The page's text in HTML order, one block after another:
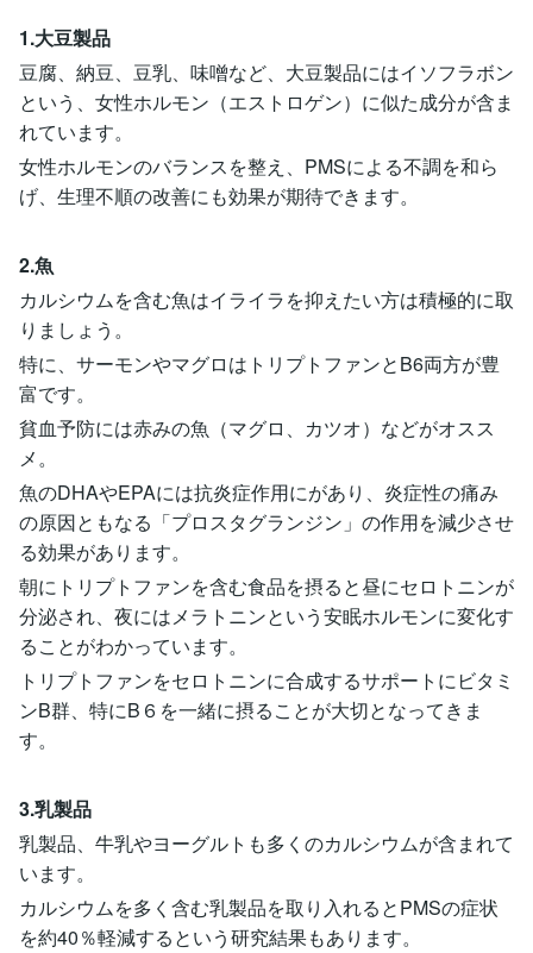
1.大豆製品
豆腐、納豆、豆乳、味噌など、大豆製品にはイソフラボン
という、女性ホルモン（エストロゲン）に似た成分が含ま
れています。
女性ホルモンのバランスを整え、PMSによる不調を和ら
げ、生理不順の改善にも効果が期待できます。
2.魚
カルシウムを含む魚はイライラを抑えたい方は積極的に取
りましょう。
特に、サーモンやマグロはトリプトファンとB6両方が豊
富です。
貧血予防には赤みの魚（マグロ、カツオ）などがオスス
メ。
魚のDHAやEPAには抗炎症作用にがあり、炎症性の痛み
の原因ともなる「プロスタグランジン」の作用を減少させ
る効果があります。
朝にトリプトファンを含む食品を摂ると昼にセロトニンが
分泌され、夜にはメラトニンという安眠ホルモンに変化す
ることがわかっています。
トリプトファンをセロトニンに合成するサポートにビタミ
ンB群、特にB６を一緒に摂ることが大切となってきま
す。
3.乳製品
乳製品、牛乳やヨーグルトも多くのカルシウムが含まれて
います。
カルシウムを多く含む乳製品を取り入れるとPMSの症状
を約40％軽減するという研究結果もあります。